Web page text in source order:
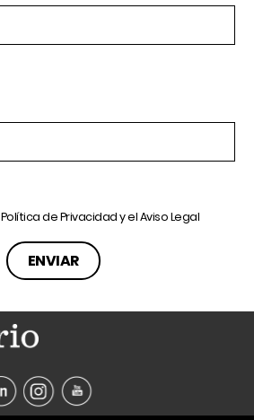
Política de Privacidady elAviso Legal